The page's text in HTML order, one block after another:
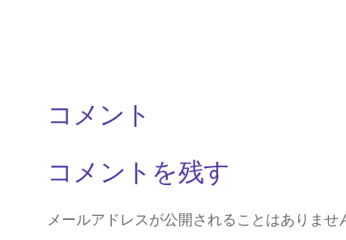
コメント
コメントを残す
メールアドレスが公開されることはありませ